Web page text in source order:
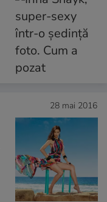
28 mai 2016